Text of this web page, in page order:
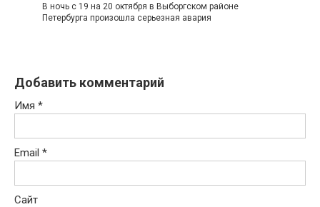
В ночь с 19 на 20 октября в Выборгском районе
Петербурга произошла серьезная авария
Добавить комментарий
Имя *
Email *
Сайт